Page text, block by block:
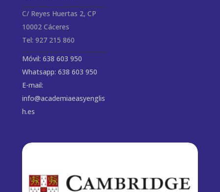
C/ Reyes Huertas 2, CP
10002 Cáceres
Tel: 927 215 860
Móvil: 638 603 950
Whatsapp: 638 603 950
E-mail:
info@academiaeasyenglis
h.es